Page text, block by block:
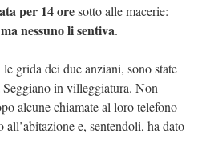
per 14 oresotto alle macerie:
nessuno li sentiva.
grida dei due anziani, sono state
in villeggiatura. Non
alcune chiamate al loro telefono
e, sentendoli, ha dato